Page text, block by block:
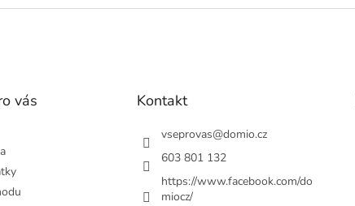
vás Kontakt
vseprovas@domio.cz
603 801 132
https://www.facebook.com/do
miocz/